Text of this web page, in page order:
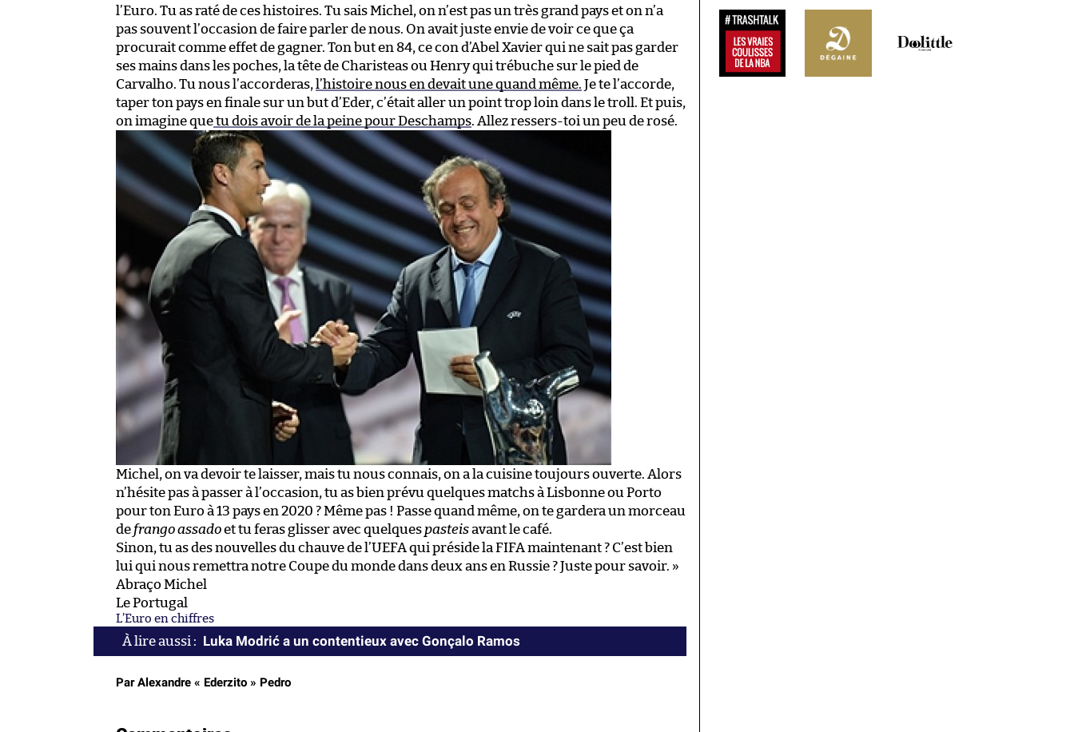
l’Euro. Tu as raté de ces histoires. Tu sais Michel, on n’est pas un très grand pays et on n’a
pas souvent l’occasion de faire parler de nous. On avait juste envie de voir ce que ça
procurait comme effet de gagner. Ton but en 84, ce con d’Abel Xavier qui ne sait pas garder
ses mains dans les poches, la tête de Charisteas ou Henry qui trébuche sur le pied de
Carvalho. Tu nous l’accorderas, l’histoire nous en devait une quand même. Je te l’accorde,
taper ton pays en finale sur un but d’Eder, c’était aller un point trop loin dans le troll. Et puis,
on imagine quetu dois avoir de la peine pour Deschamps. Allez ressers-toi un peu de rosé.
Michel, on va devoir te laisser, mais tu nous connais, on a la cuisine toujours ouverte. Alors
n’hésite pas à passer à l’occasion, tu as bien prévu quelques matchs à Lisbonne ou Porto
pour ton Euro à 13 pays en 2020 ? Même pas ! Passe quand même, on te gardera un morceau
de frango assadoet tu feras glisser avec quelques pasteisavant le café.
Sinon, tu as des nouvelles du chauve de l’UEFA qui préside la FIFA maintenant ? C’est bien
lui qui nous remettra notre Coupe du monde dans deux ans en Russie ? Juste pour savoir. »
Abraço Michel
Le Portugal
L’Euro en chiffres
Luka Modrić a un contentieux avec Gonçalo Ramos
Par Alexandre « Ederzito » Pedro